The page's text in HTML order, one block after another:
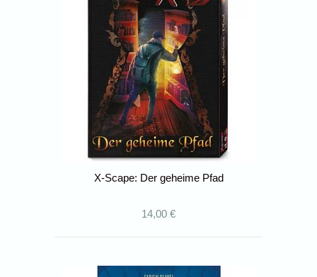
X-Scape: Der geheime Pfad
14,00 €